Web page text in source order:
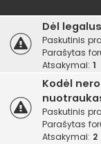
Dėl
Paskutinis
Parašytas
Atsakymai: 1
Kodėl
Paskutinis
Parašytas
Atsakymai: 2